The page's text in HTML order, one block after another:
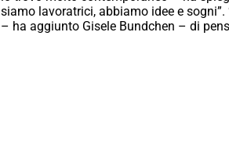
siamo lavoratrici, abbiamo idee e
– ha aggiunto Gisele Bundchen – di